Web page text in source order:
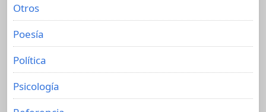
Otros
Poesía
Política
Psicología